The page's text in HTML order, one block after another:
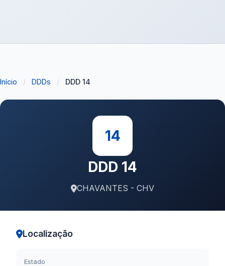
Início / DDDs / DDD 14
14
DDD 14
CHAVANTES - CHV
Localização
Estado